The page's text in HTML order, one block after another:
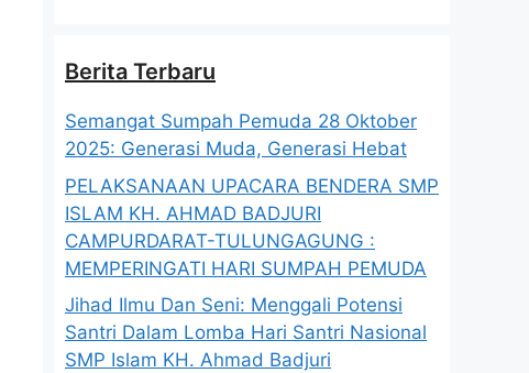
Berita Terbaru
Semangat Sumpah Pemuda 28 Oktober
2025: Generasi Muda, Generasi Hebat
PELAKSANAAN UPACARA BENDERA SMP
ISLAM KH. AHMAD BADJURI
CAMPURDARAT-TULUNGAGUNG :
MEMPERINGATI HARI SUMPAH PEMUDA
Jihad Ilmu Dan Seni: Menggali Potensi
Santri Dalam Lomba Hari Santri Nasional
SMP Islam KH. Ahmad Badjuri